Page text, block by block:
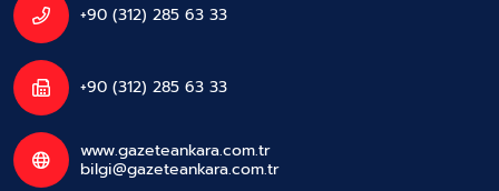
+90 (312) 285 63 33
+90 (312) 285 63 33
www.gazeteankara.com.tr
bilgi@gazeteankara.com.tr